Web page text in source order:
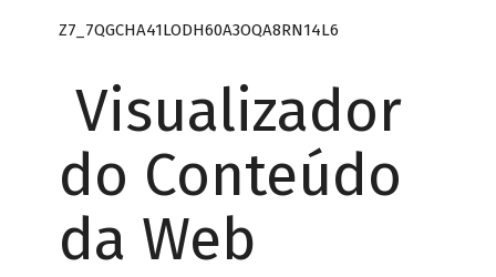
Z7_7QGCHA41LODH60A3OQA8RN14L6
Visualizador
do Conteúdo
da Web